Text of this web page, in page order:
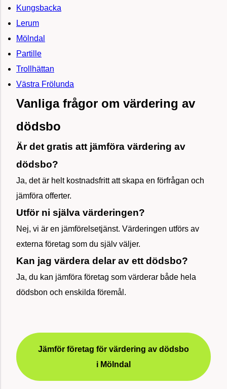
Kungsbacka
Lerum
Mölndal
Partille
Trollhättan
Västra Frölunda
Vanliga frågor om värdering av
dödsbo
Är det gratis att jämföra värdering av
dödsbo?
Ja, det är helt kostnadsfritt att skapa en förfrågan och
jämföra offerter.
Utför ni själva värderingen?
Nej, vi är en jämförelsetjänst. Värderingen utförs av
externa företag som du själv väljer.
Kan jag värdera delar av ett dödsbo?
Ja, du kan jämföra företag som värderar både hela
dödsbon och enskilda föremål.
Jämför företag för värdering av dödsbo
i Mölndal